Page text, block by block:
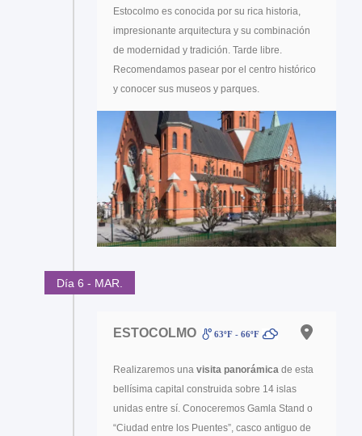
Estocolmo es conocida por su rica historia,
impresionante arquitectura y su combinación
de modernidad y tradición. Tarde libre.
Recomendamos pasear por el centro histórico
y conocer sus museos y parques.
Día 6 - MAR.
ESTOCOLMO 63ºF - 66ºF
Realizaremos una visita panorámica de esta
bellísima capital construida sobre 14 islas
unidas entre sí. Conoceremos Gamla Stand o
“Ciudad entre los Puentes”, casco antiguo de